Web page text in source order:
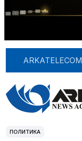
ARKATELECOM
ПОЛИТИКА